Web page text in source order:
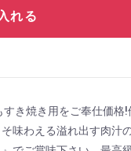
れる
き焼き用をご奉仕価格
味わえる溢れ出す肉汁